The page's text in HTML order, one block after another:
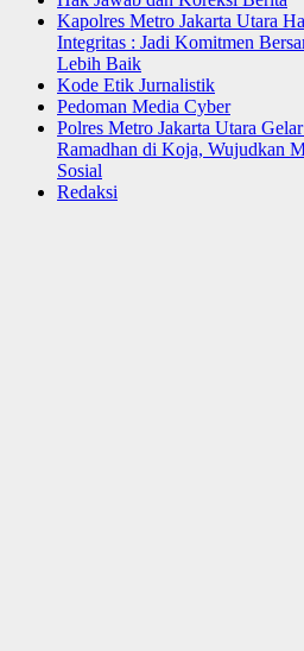
Kapolres Metro Jakarta Utara
Integritas : Jadi Komitmen
Lebih Baik
Kode Etik Jurnalistik
Pedoman Media Cyber
Polres Metro Jakarta Utara
Ramadhan di Koja, Wujudkan
Sosial
Redaksi